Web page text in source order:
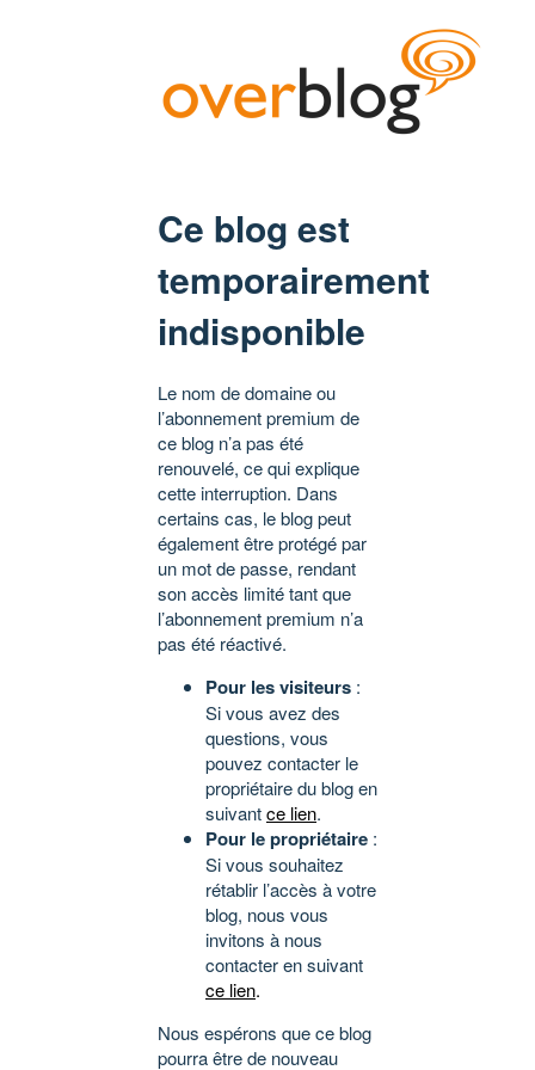
Ce blog est
temporairement
indisponible
Le nom de domaine ou
l’abonnement premium de
ce blog n’a pas été
renouvelé, ce qui explique
cette interruption. Dans
certains cas, le blog peut
également être protégé par
un mot de passe, rendant
son accès limité tant que
l’abonnement premium n’a
pas été réactivé.
Pour les visiteurs :
Si vous avez des
questions, vous
pouvez contacter le
propriétaire du blog en
suivantce lien.
Pour le propriétaire :
Si vous souhaitez
rétablir l’accès à votre
blog, nous vous
invitons à nous
contacter en suivant
ce lien.
Nous espérons que ce blog
pourra être de nouveau